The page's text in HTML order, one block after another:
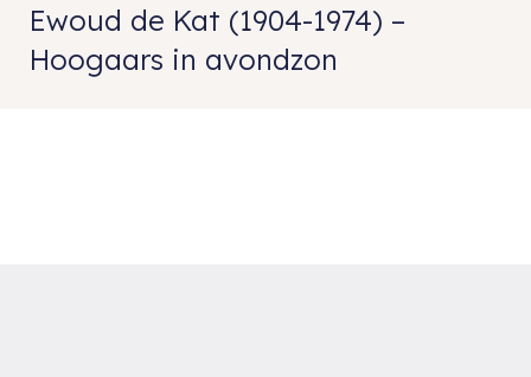
Ewoud de Kat (1904-1974) –
Hoogaars in avondzon